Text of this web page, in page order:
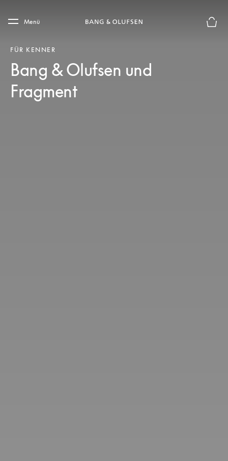
Skip to main footer
Menü
FÜR KENNER
Bang & Olufsen und
Fragment